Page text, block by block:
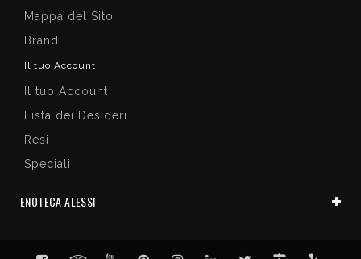
Mappa del Sito
Brand
Il tuo Account
Il tuo Account
Lista dei Desideri
Resi
Speciali
ENOTECA ALESSI